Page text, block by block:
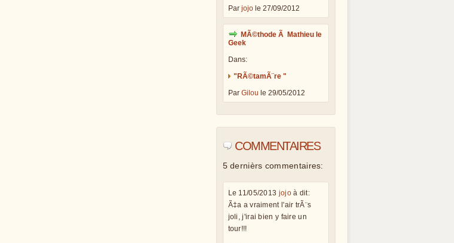
Par jojole 27/09/2012
MÃ©thode Ã Mathieu le
Geek
Dans:
"RÃ©tamÃ¨re "
Par Gilou le 29/05/2012
COMMENTAIRES
5 dernièrs commentaires:
Le 11/05/2013 jojoà dit:
Ã‡a a vraiment l'air trÃ¨s
joli, j'irai bien y faire un
tour!!!